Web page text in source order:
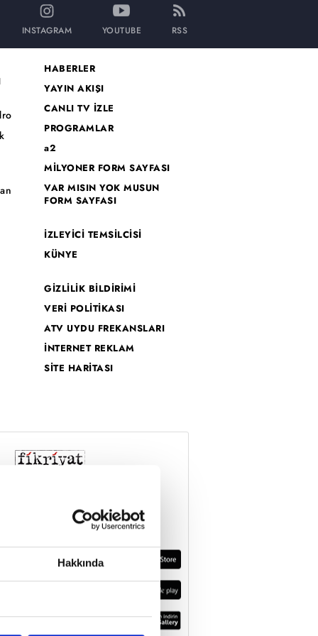
Hakkında
INSTAGRAM YOUTUBE RSS
HABERLER
YAYIN AKIŞI
CANLI TV İZLE
PROGRAMLAR
a2
MİLYONER FORM SAYFASI
VAR MISIN YOK MUSUN
FORM SAYFASI
İZLEYİCİ TEMSİLCİSİ
KÜNYE
GİZLİLİK BİLDİRİMİ
VERİ POLİTİKASI
ATV UYDU FREKANSLARI
İNTERNET REKLAM
SİTE HARİTASI